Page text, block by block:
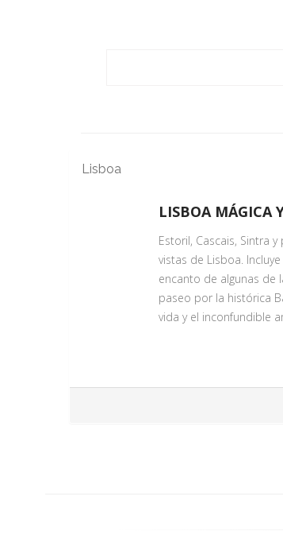
Lisboa
LISBOA MÁGICA
Estoril, Cascais, Sintra
vistas de Lisboa.
encanto de algunas de
paseo por la histórica
vida y el inconfundible
PASEO POR LAS
y considerada uno de